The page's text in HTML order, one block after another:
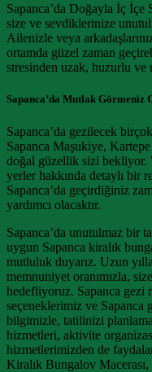
Sapanca’da Doğayla İç İçe
size ve sevdiklerinize
Ailenizle veya
ortamda güzel zaman
stresinden uzak, huzurlu ve
Sapanca’da Mutlak Görmeniz
Sapanca’da gezilecek
Sapanca Maşukiye,
doğal güzellik sizi bekliyor.
yerler hakkında detaylı bir
Sapanca’da geçirdiğiniz
yardımcı olacaktır.
Sapanca’da unutulmaz bir
uygun Sapanca kiralık
mutluluk duyarız. Uzun
memnuniyet oranımızla,
hedefliyoruz. Sapanca gezi
seçeneklerimiz ve Sapanca
bilgimizle, tatilinizi
hizmetleri, aktivite
hizmetlerimizden de
Kiralık Bungalov